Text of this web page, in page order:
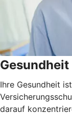
Gesundheit
Ihre Gesundheit
darauf